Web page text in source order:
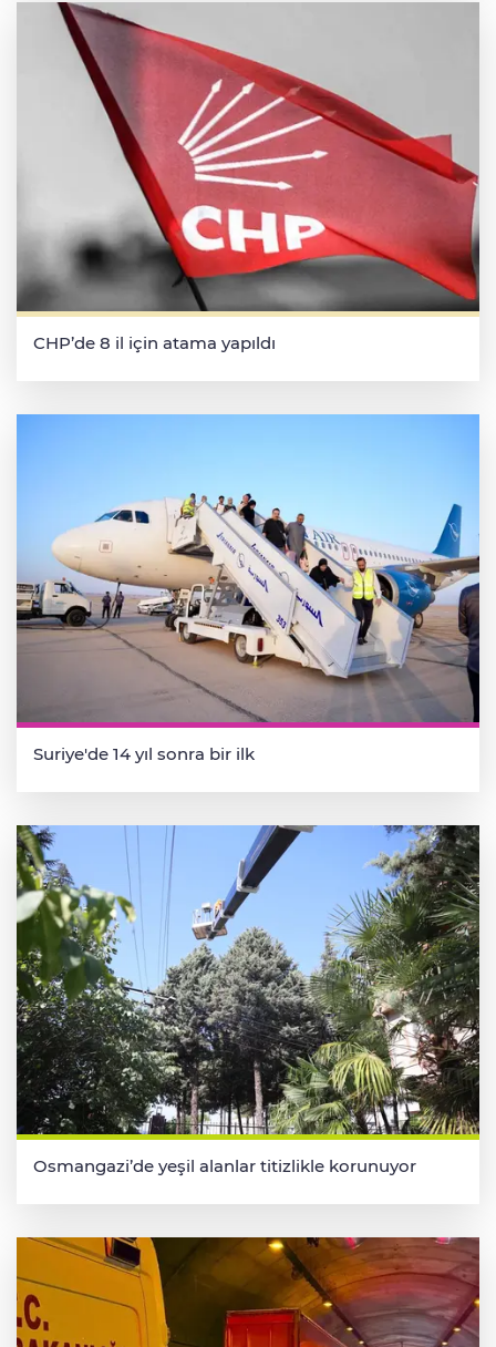
CHP’de 8 il için atama yapıldı
Suriye'de 14 yıl sonra bir ilk
Osmangazi’de yeşil alanlar titizlikle korunuyor